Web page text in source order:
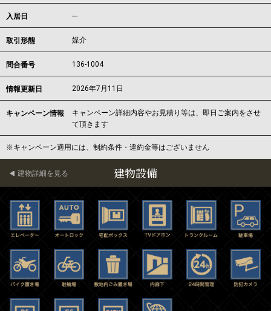
入居日 ---
取引形態 媒介
問合番号 136-1004
情報更新日 2026年7月11日
キャンペーン情報
キャンペーン詳細内容やお見積り等は、即日ご案内をさせ
て頂きます
※キャンペーン適用には、制約条件・違約金等はございません
建物設備
建物詳細を見る